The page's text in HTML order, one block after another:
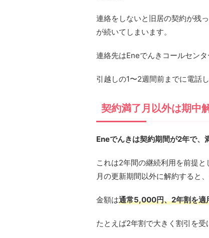
連絡をしないと旧居の契約が残
が続いてしまいます。
連絡先はEneでんきコールセンタ
引越しの1〜2週間前までに電話
契約満了月以外は期中
Eneでんきは契約期間が2年で、
これは2年間の継続利用を前提
月の更新期間以外に解約すると
金額は通常5,000円、2年割を適
たとえば2年割で大きく割引を受